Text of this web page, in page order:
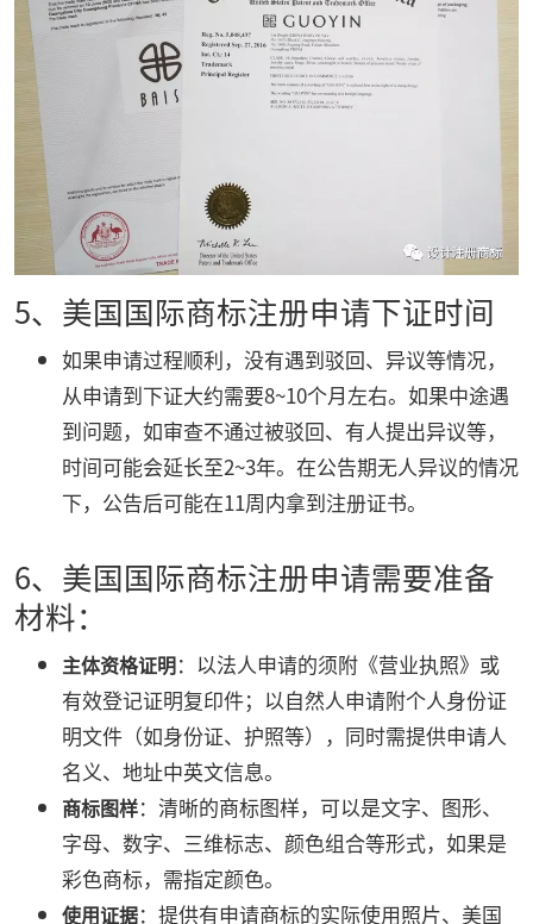
5、美国国际商标注册申请下证时间
如果申请过程顺利，没有遇到驳回、异议等情况，
从申请到下证大约需要8~10个月左右。如果中途遇
到问题，如审查不通过被驳回、有人提出异议等，
时间可能会延长至2~3年。在公告期无人异议的情况
下，公告后可能在11周内拿到注册证书。
6、美国国际商标注册申请需要准备
材料：
主体资格证明：以法人申请的须附《营业执照》或
有效登记证明复印件；以自然人申请附个人身份证
明文件（如身份证、护照等），同时需提供申请人
名义、地址中英文信息。
商标图样：清晰的商标图样，可以是文字、图形、
字母、数字、三维标志、颜色组合等形式，如果是
彩色商标，需指定颜色。
使用证据：提供有申请商标的实际使用照片、美国